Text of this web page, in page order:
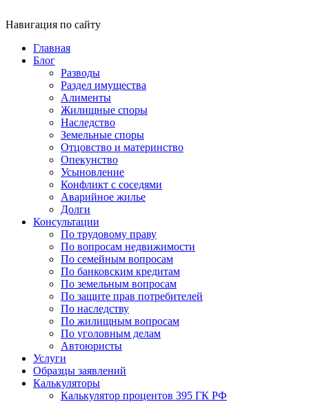
Навигация по сайту
Главная
Блог
Разводы
Раздел имущества
Алименты
Жилищные споры
Наследство
Земельные споры
Отцовство и материнство
Опекунство
Усыновление
Конфликт с соседями
Аварийное жилье
Долги
Консультации
По трудовому праву
По вопросам недвижимости
По семейным вопросам
По банковским кредитам
По земельным вопросам
По защите прав потребителей
По наследству
По жилищным вопросам
По уголовным делам
Автоюристы
Услуги
Образцы заявлений
Калькуляторы
Калькулятор процентов 395 ГК РФ